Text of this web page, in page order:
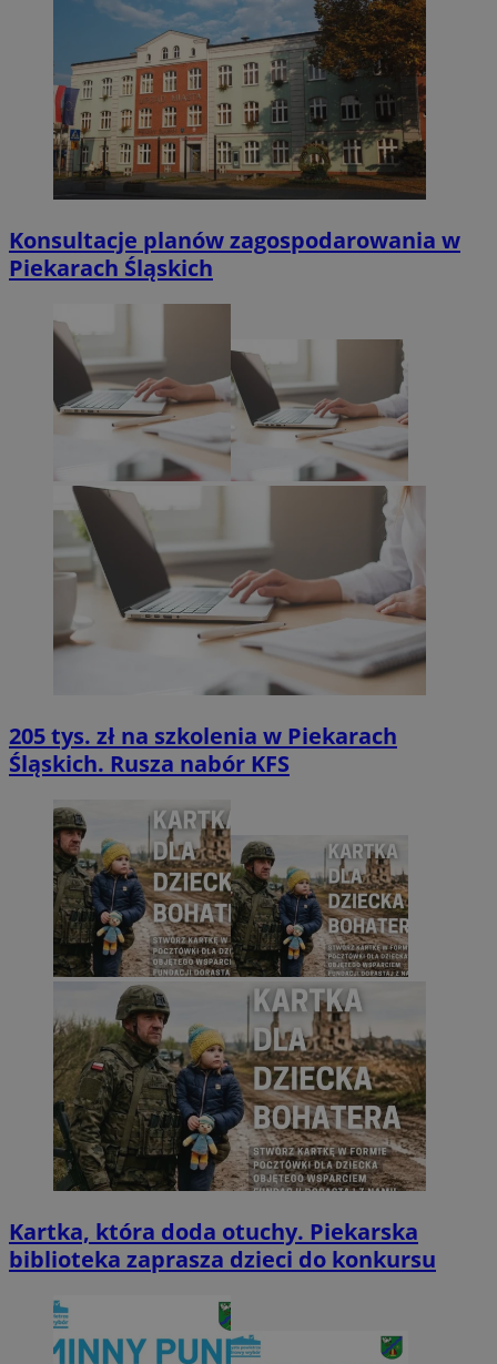
Konsultacje planów zagospodarowania w
Piekarach Śląskich
205 tys. zł na szkolenia w Piekarach
Śląskich. Rusza nabór KFS
Kartka, która doda otuchy. Piekarska
biblioteka zaprasza dzieci do konkursu